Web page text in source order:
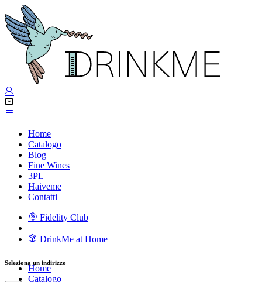
Home
Catalogo
Blog
Fine Wines
3PL
Haiveme
Contatti
Fidelity Club
DrinkMe at Home
Home
Catalogo
Seleziona un indirizzo